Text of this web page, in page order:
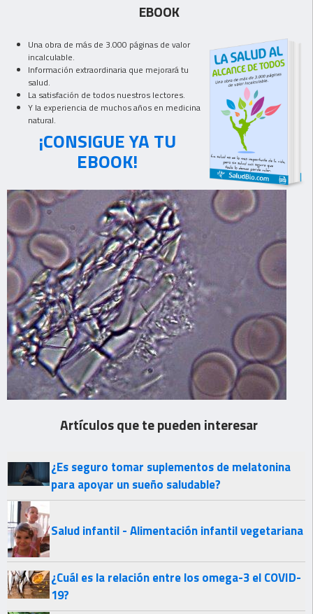
EBOOK
Una obra de más de 3.000 páginas de valor
incalculable.
Información extraordinaria que mejorará tu
salud.
La satisfación de todos nuestros lectores.
Y la experiencia de muchos años en medicina
natural.
¡CONSIGUE YA TU
EBOOK!
Artículos que te pueden interesar
¿Es seguro tomar suplementos de melatonina
para apoyar un sueño saludable?
Salud infantil - Alimentación infantil vegetariana
¿Cuál es la relación entre los omega-3 el COVID-
19?